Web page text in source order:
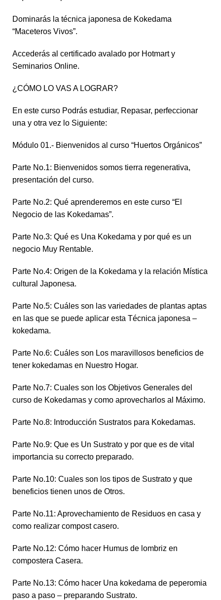
Dominarás la técnica japonesa de Kokedama
“Maceteros Vivos”.
Accederás al certificado avalado por Hotmart y
Seminarios Online.
¿CÓMO LO VAS A LOGRAR?
En este curso Podrás estudiar, Repasar, perfeccionar
una y otra vez lo Siguiente:
Módulo 01.- Bienvenidos al curso “Huertos Orgánicos”
Parte No.1: Bienvenidos somos tierra regenerativa,
presentación del curso.
Parte No.2: Qué aprenderemos en este curso “El
Negocio de las Kokedamas”.
Parte No.3: Qué es Una Kokedama y por qué es un
negocio Muy Rentable.
Parte No.4: Origen de la Kokedama y la relación Mística
cultural Japonesa.
Parte No.5: Cuáles son las variedades de plantas aptas
en las que se puede aplicar esta Técnica japonesa –
kokedama.
Parte No.6: Cuáles son Los maravillosos beneficios de
tener kokedamas en Nuestro Hogar.
Parte No.7: Cuales son los Objetivos Generales del
curso de Kokedamas y como aprovecharlos al Máximo.
Parte No.8: Introducción Sustratos para Kokedamas.
Parte No.9: Que es Un Sustrato y por que es de vital
importancia su correcto preparado.
Parte No.10: Cuales son los tipos de Sustrato y que
beneficios tienen unos de Otros.
Parte No.11: Aprovechamiento de Residuos en casa y
como realizar compost casero.
Parte No.12: Cómo hacer Humus de lombriz en
compostera Casera.
Parte No.13: Cómo hacer Una kokedama de peperomia
paso a paso – preparando Sustrato.